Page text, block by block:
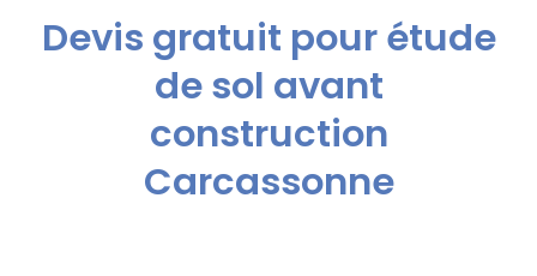
Devis gratuit pour étude
de sol avant
construction
Carcassonne